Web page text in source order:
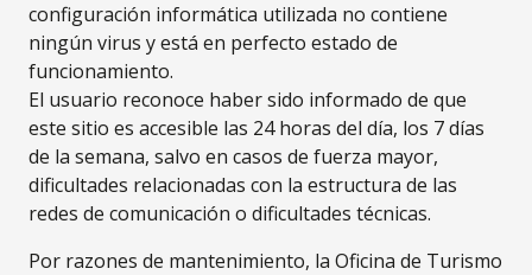
configuración informática utilizada no contiene
ningún virus y está en perfecto estado de
funcionamiento.
El usuario reconoce haber sido informado de que
este sitio es accesible las 24 horas del día, los 7 días
de la semana, salvo en casos de fuerza mayor,
dificultades relacionadas con la estructura de las
redes de comunicación o dificultades técnicas.
Por razones de mantenimiento, la Oficina de Turismo